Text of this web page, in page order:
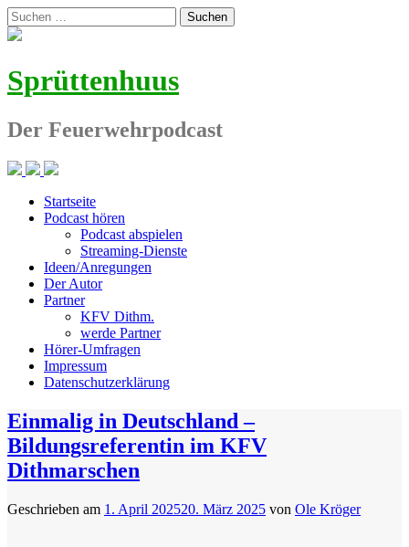
Zum
Inhalt
Suchen
nach:
Sprüttenhuus
Der Feuerwehrpodcast
Startseite
Podcast hören
Podcast abspielen
Streaming-Dienste
Ideen/Anregungen
Der Autor
Partner
KFV Dithm.
werde Partner
Hörer-Umfragen
Impressum
Datenschutzerklärung
Einmalig in Deutschland –
Bildungsreferentin im KFV
Dithmarschen
Geschrieben am 1. April 202520. März 2025 von Ole Kröger